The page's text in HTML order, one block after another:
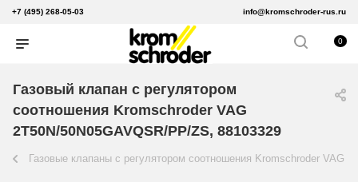
+7 (495) 268-05-03 info@kromschroder-rus.ru
0
Газовый клапан с регулятором
соотношения Kromschroder VAG
2T50N/50N05GAVQSR/PP/ZS, 88103329
Газовые клапаны с регулятором соотношения Kromschroder VAG